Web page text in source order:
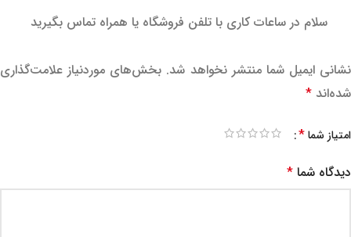
سلام در ساعات کاری با تلفن فروشگاه یا همراه تماس بگیرید
نشانی ایمیل شما منتشر نخواهد شد. بخش‌های موردنیاز علامت‌گذاری
شده‌اند *
امتیاز شما*
دیدگاه شما *